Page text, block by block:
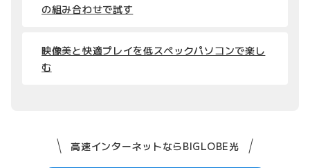
の組み合わせで試す
映像美と快適プレイを低スペックパソコンで楽し
む
高速インターネットならBIGLOBE光